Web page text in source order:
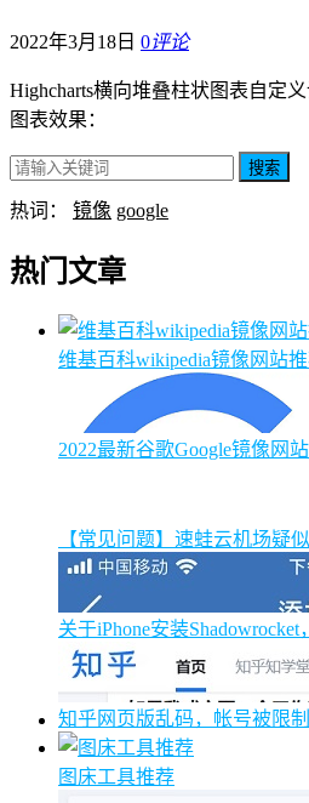
2022年3月18日 0评论
Highcharts横向堆叠柱状图表自定
图表效果：
搜索
热词： 镜像 google
热门文章
维基百科wikipedia镜像网站
2022最新谷歌Google镜像网
【常见问题】速蛙云机场疑似
关于iPhone安装
知乎网页版乱码，帐号被限制
图床工具推荐